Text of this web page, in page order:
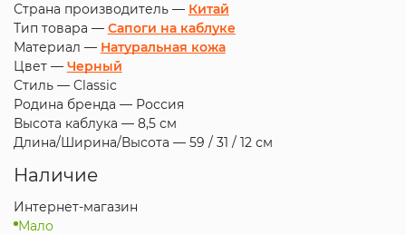
Страна производитель — Китай
Тип товара — Сапоги на каблуке
Материал — Натуральная кожа
Цвет — Черный
Стиль — Classic
Родина бренда — Россия
Высота каблука — 8,5 см
Длина/Ширина/Высота — 59 / 31 / 12 см
Наличие
Интернет-магазин
Мало